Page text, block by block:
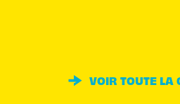
VOIR TOUTE LA